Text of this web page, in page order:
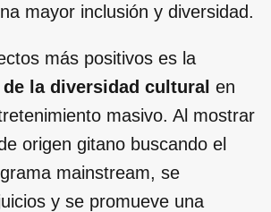
mayor inclusión y diversidad.
más positivos es la
la diversidad cultural en
masivo. Al mostrar
origen gitano buscando el
mainstream, se
y se promueve una